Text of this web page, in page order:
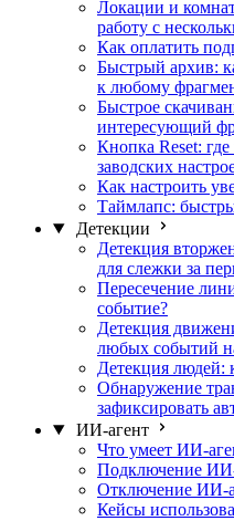
Локации и
работу с
Как оплатить
Быстрый архив:
к любому
Быстрое
интересующий
Кнопка Reset:
заводских
Как настроить
Таймлапс:
Детекции
Детекция
для слежки за
Пересечение
событие?
Детекция
любых событий
Детекция людей:
Обнаружение
зафиксировать
ИИ-агент
Что умеет ИИ-
Подключение ИИ-
Отключение ИИ-
Кейсы